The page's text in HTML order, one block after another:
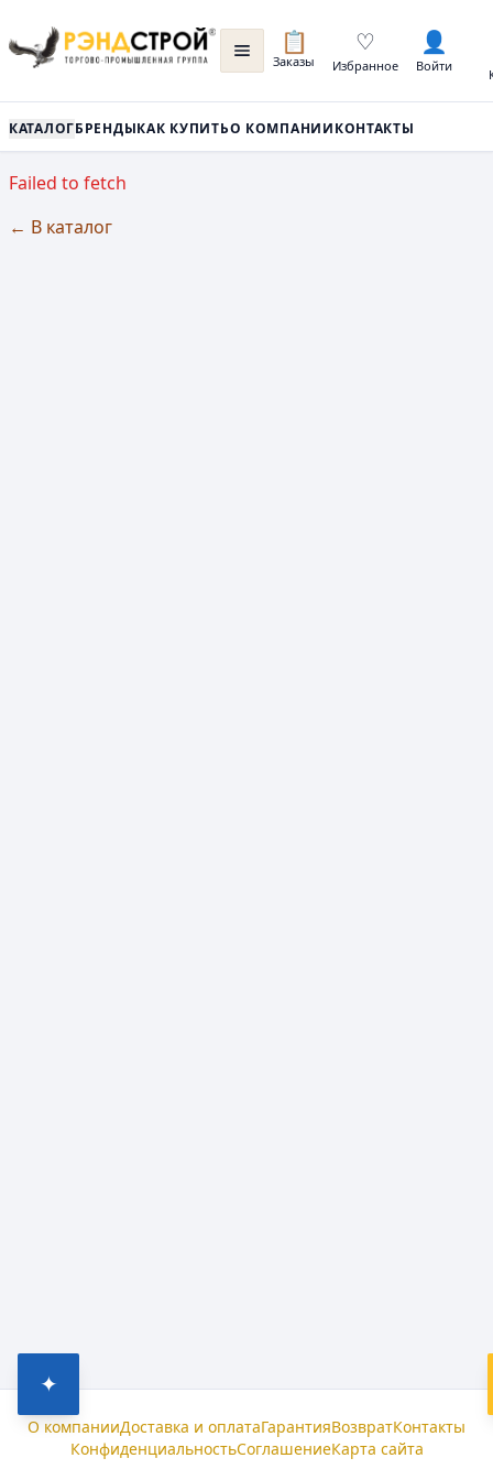
📋
Заказы
♡
Избранное
👤
Войти
КАТАЛОГБРЕНДЫКАК КУПИТЬО КОМПАНИИКОНТАКТЫ
Failed to fetch
← В каталог
✦
О компанииДоставка и оплатаГарантияВозвратКонтакты
КонфиденциальностьСоглашениеКарта сайта